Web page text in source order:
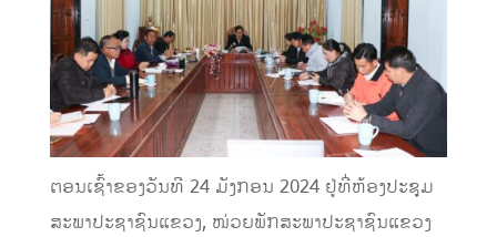
ຕອນເຊົ້າຂອງວັນທີ 24 ມັງກອນ 2024 ຢູ່ທີ່ຫ້ອງປະຊຸມ
ສະພາປະຊາຊົນແຂວງ, ໜ່ວຍພັກສະພາປະຊາຊົນແຂວງ